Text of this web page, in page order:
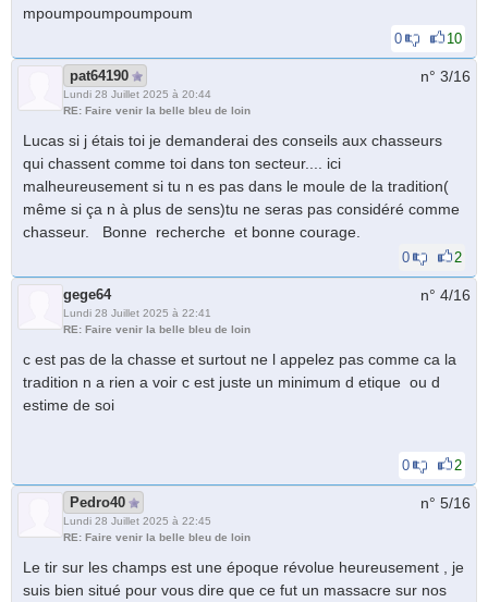
mpoumpoumpoumpoum
0 10
pat64190
Lundi 28 Juillet 2025 à 20:44
RE: Faire venir la belle bleu de loin
n° 3/16
Lucas si j étais toi je demanderai des conseils aux chasseurs
qui chassent comme toi dans ton secteur.... ici
malheureusement si tu n es pas dans le moule de la tradition(
même si ça n à plus de sens)tu ne seras pas considéré comme
chasseur. Bonne recherche et bonne courage.
0 2
gege64
Lundi 28 Juillet 2025 à 22:41
RE: Faire venir la belle bleu de loin
n° 4/16
c est pas de la chasse et surtout ne l appelez pas comme ca la
tradition n a rien a voir c est juste un minimum d etique ou d
estime de soi
0 2
Pedro40
Lundi 28 Juillet 2025 à 22:45
RE: Faire venir la belle bleu de loin
n° 5/16
Le tir sur les champs est une époque révolue heureusement , je
suis bien situé pour vous dire que ce fut un massacre sur nos